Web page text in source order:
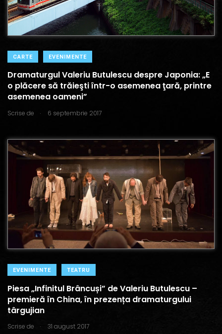
CARTE EVENIMENTE
Dramaturgul Valeriu Butulescu despre Japonia: „E
o plăcere să trăieşti într-o asemenea ţară, printre
asemenea oameni”
Scrise de . 6 septembrie 2017
EVENIMENTE TEATRU
Piesa „Infinitul Brâncuși” de Valeriu Butulescu –
premieră în China, în prezența dramaturgului
târgujian
Scrise de . 31 august 2017